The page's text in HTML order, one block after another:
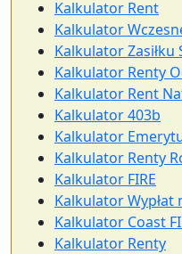
Kalkulator Rent
Kalkulator
Kalkulator Zasiłku
Kalkulator Renty
Kalkulator Rent
Kalkulator 403b
Kalkulator
Kalkulator Renty
Kalkulator FIRE
Kalkulator Wypłat
Kalkulator Coast
Kalkulator Renty